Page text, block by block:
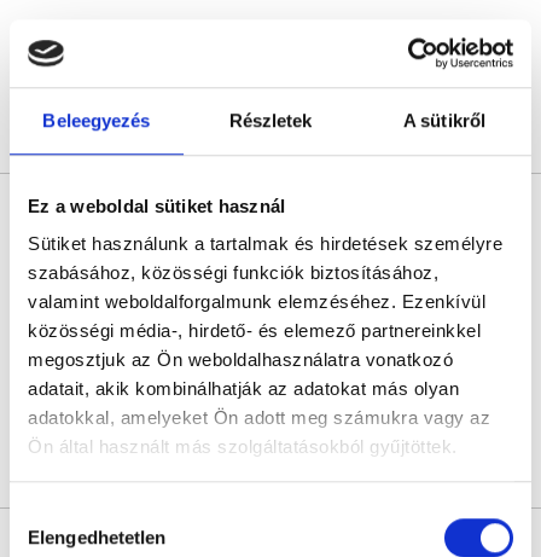
Beleegyezés Részletek A sütikről
Ez a weboldal sütiket használ
Sütiket használunk a tartalmak és hirdetések személyre
szabásához, közösségi funkciók biztosításához,
valamint weboldalforgalmunk elemzéséhez. Ezenkívül
közösségi média-, hirdető- és elemező partnereinkkel
megosztjuk az Ön weboldalhasználatra vonatkozó
adatait, akik kombinálhatják az adatokat más olyan
adatokkal, amelyeket Ön adott meg számukra vagy az
Ön által használt más szolgáltatásokból gyűjtöttek.
szabályzat:https://foglaljorvost.hu/info/foglaljorvost-
Hozzájárulás
kiválasztása
Elengedhetetlen
szeptember 01.
Árlista
Dr. Vereckei Edit
Reumatológus
5.0
68 értékelés
REUMA-FARM
Budapest, II. kerület, Bécsi út 4. 3. em. 4.
Következő időpont: szeptember 30.
* Szakorvos jelölt (rezidens): általános orvosi oklevéllel rendelkező
orvos, aki jogszabályok szerinti szakorvosi szakképesítés